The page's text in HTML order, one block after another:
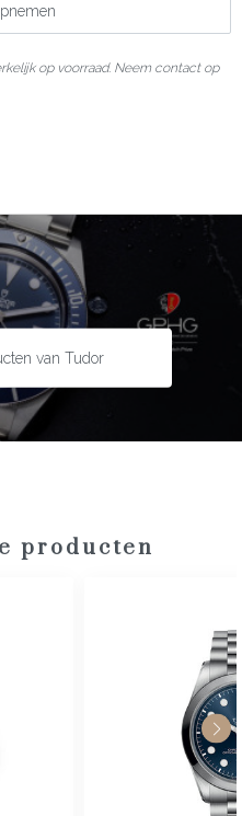
op voorraad. Neem contact op
U
van Tudor
producten